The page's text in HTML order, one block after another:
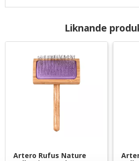
Liknande
Artero Rufus Nature